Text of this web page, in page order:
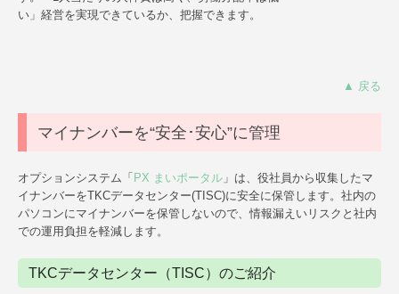
い」経営を実現できているか、把握できます。
▲ 戻る
マイナンバーを“安全･安心”に管理
オプションシステム「 PX まいポータル 」は、役社員から収集したマ
イナンバーをTKCデータセンター(TISC)に安全に保管します。社内の
パソコンにマイナンバーを保管しないので、情報漏えいリスクと社内
での運用負担を軽減します。
TKCデータセンター（TISC）のご紹介